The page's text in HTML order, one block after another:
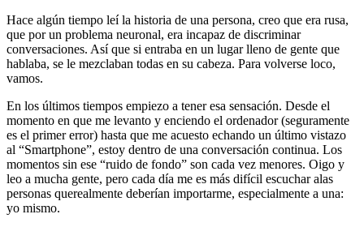
Hace algún tiempo leí la historia de una persona, creo que era rusa,
que por un problema neuronal, era incapaz de discriminar
conversaciones. Así que si entraba en un lugar lleno de gente que
hablaba, se le mezclaban todas en su cabeza. Para volverse loco,
vamos.
En los últimos tiempos empiezo a tener esa sensación. Desde el
momento en que me levanto y enciendo el ordenador (seguramente
es el primer error) hasta que me acuesto echando un último vistazo
al “Smartphone”, estoy dentro de una conversación continua. Los
momentos sin ese “ruido de fondo” son cada vez menores. Oigo y
leo a mucha gente, pero cada día me es más difícil escuchar alas
personas querealmente deberían importarme, especialmente a una:
yo mismo.